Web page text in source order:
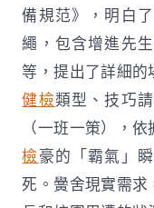
備規范》，明白
繩，包含增進先
等，提出了詳細
健檢類型、技巧
（一班一策），
檢豪的「霸氣」
死。黌舍現實需求